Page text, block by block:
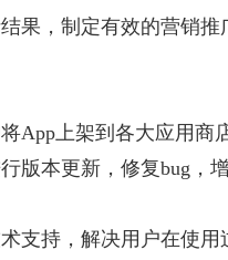
果，制定有效的营销
App上架到各大应用商
版本更新，修复bug，
支持，解决用户在使